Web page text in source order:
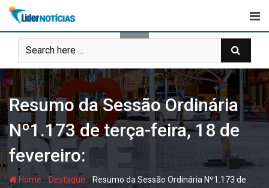
Skip
content
Resumo da Sessão Ordinária
Nº1.173 de terça-feira, 18 de
fevereiro:
Home - Destaque - Resumo da Sessão Ordinária Nº1.173 de